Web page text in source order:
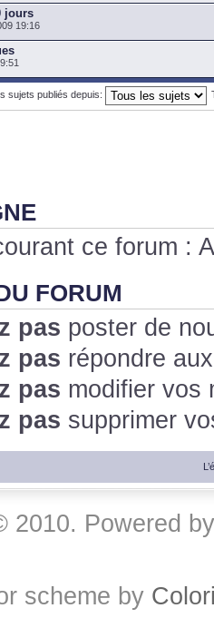
jours
19:16
sujets publiés depuis:
ce forum :
FORUM
pas poster de
pas répondre
pas modifier vos
pas supprimer
2010. Powered
scheme by